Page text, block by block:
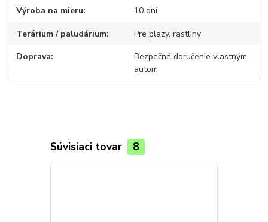
Výroba na mieru 10 dní
Terárium / paludárium Pre plazy, rastliny
Doprava
Bezpečné doručenie vlastným
autom
Súvisiaci tovar 8